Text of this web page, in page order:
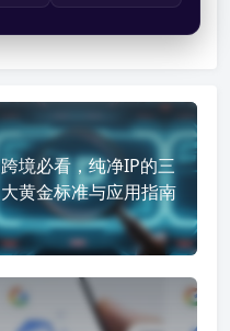
跨境必看，纯净IP的三
大黄金标准与应用指南